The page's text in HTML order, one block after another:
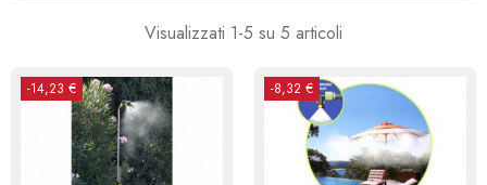
Visualizzati 1-5 su 5 articoli
-14,23 € -8,32 €